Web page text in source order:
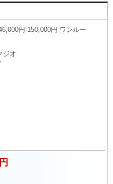
円-150,000円 ワンルー